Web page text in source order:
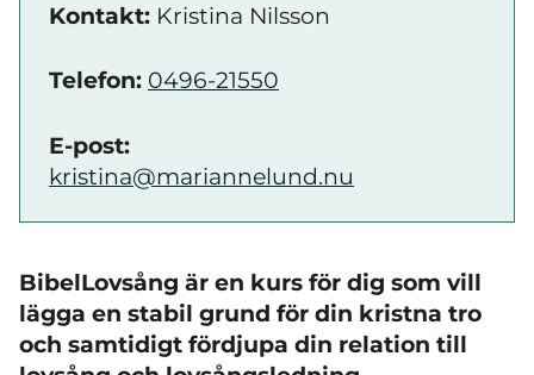
Kontakt: Kristina Nilsson
Telefon: 0496-21550
E-post:
kristina@mariannelund.nu
BibelLovsång är en kurs för dig som vill
lägga en stabil grund för din kristna tro
och samtidigt fördjupa din relation till